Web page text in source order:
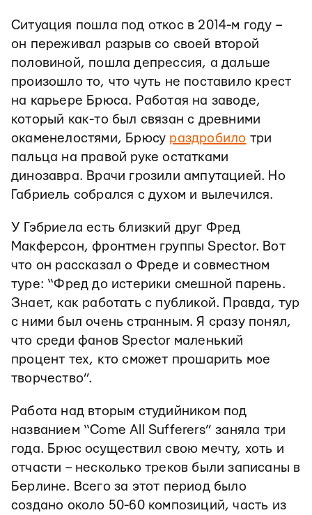
Ситуация пошла под откос в 2014-м году –
он переживал разрыв со своей второй
половиной, пошла депрессия, а дальше
произошло то, что чуть не поставило крест
на карьере Брюса. Работая на заводе,
который как-то был связан с древними
окаменелостями, Брюсу раздробило три
пальца на правой руке остатками
динозавра. Врачи грозили ампутацией. Но
Габриель собрался с духом и вылечился.
У Гэбриела есть близкий друг Фред
Макферсон, фронтмен группы Spector. Вот
что он рассказал о Фреде и совместном
туре: “Фред до истерики смешной парень.
Знает, как работать с публикой. Правда, тур
с ними был очень странным. Я сразу понял,
что среди фанов Spector маленький
процент тех, кто сможет прошарить мое
творчество”.
Работа над вторым студийником под
названием “Come All Sufferers” заняла три
года. Брюс осуществил свою мечту, хоть и
отчасти – несколько треков были записаны в
Берлине. Всего за этот период было
создано около 50-60 композиций, часть из